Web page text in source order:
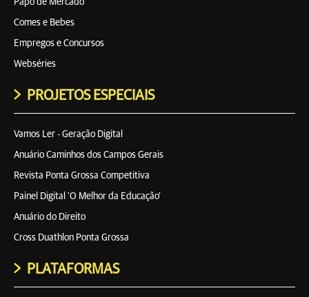
Papo de Mercado
Comes e Bebes
Empregos e Concursos
Webséries
PROJETOS ESPECIAIS
Vamos Ler - Geração Digital
Anuário Caminhos dos Campos Gerais
Revista Ponta Grossa Competitiva
Painel Digital 'O Melhor da Educação'
Anuário do Direito
Cross Duathlon Ponta Grossa
PLATAFORMAS